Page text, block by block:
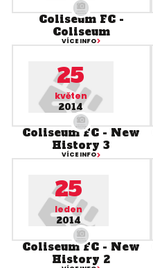
Coliseum FC -
Coliseum
VÍCE INFO
25
květen
2014
Coliseum FC - New
History 3
VÍCE INFO
25
leden
2014
Coliseum FC - New
History 2